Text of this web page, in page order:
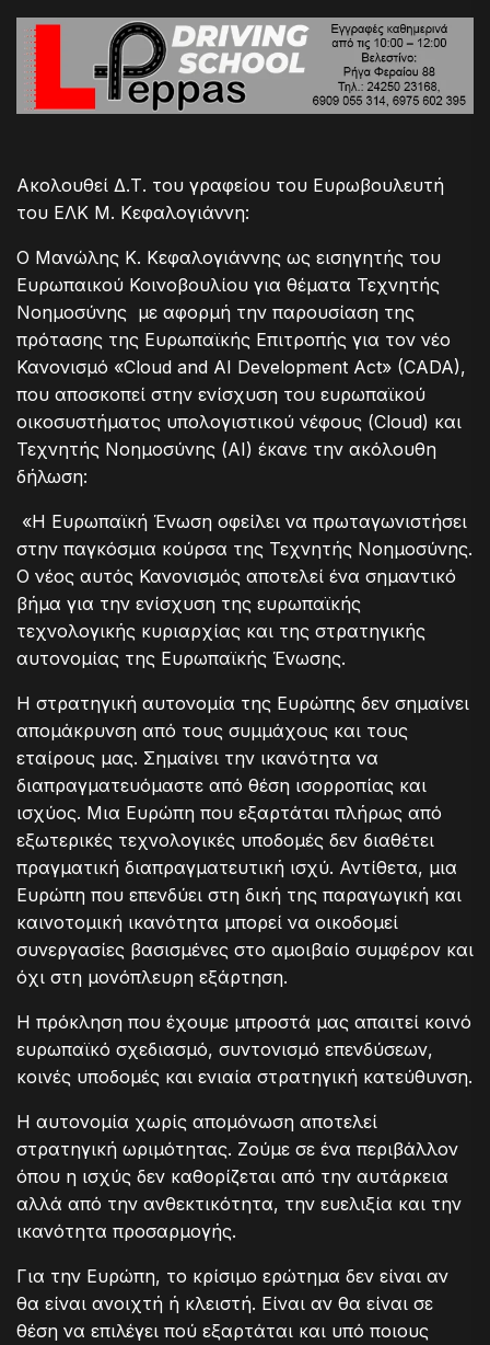
Ακολουθεί Δ.Τ. του γραφείου του Ευρωβουλευτή
του ΕΛΚ Μ. Κεφαλογιάννη:
Ο Μανώλης Κ. Κεφαλογιάννης ως εισηγητής του
Ευρωπαικού Κοινοβουλίου για θέματα Τεχνητής
Νοημοσύνης με αφορμή την παρουσίαση της
πρότασης της Ευρωπαϊκής Επιτροπής για τον νέο
Κανονισμό «Cloud and AI Development Act» (CADA),
που αποσκοπεί στην ενίσχυση του ευρωπαϊκού
οικοσυστήματος υπολογιστικού νέφους (Cloud) και
Τεχνητής Νοημοσύνης (AI) έκανε την ακόλουθη
δήλωση:
«Η Ευρωπαϊκή Ένωση οφείλει να πρωταγωνιστήσει
στην παγκόσμια κούρσα της Τεχνητής Νοημοσύνης.
Ο νέος αυτός Κανονισμός αποτελεί ένα σημαντικό
βήμα για την ενίσχυση της ευρωπαϊκής
τεχνολογικής κυριαρχίας και της στρατηγικής
αυτονομίας της Ευρωπαϊκής Ένωσης.
Η στρατηγική αυτονομία της Ευρώπης δεν σημαίνει
απομάκρυνση από τους συμμάχους και τους
εταίρους μας. Σημαίνει την ικανότητα να
διαπραγματευόμαστε από θέση ισορροπίας και
ισχύος. Μια Ευρώπη που εξαρτάται πλήρως από
εξωτερικές τεχνολογικές υποδομές δεν διαθέτει
πραγματική διαπραγματευτική ισχύ. Αντίθετα, μια
Ευρώπη που επενδύει στη δική της παραγωγική και
καινοτομική ικανότητα μπορεί να οικοδομεί
συνεργασίες βασισμένες στο αμοιβαίο συμφέρον και
όχι στη μονόπλευρη εξάρτηση.
Η πρόκληση που έχουμε μπροστά μας απαιτεί κοινό
ευρωπαϊκό σχεδιασμό, συντονισμό επενδύσεων,
κοινές υποδομές και ενιαία στρατηγική κατεύθυνση.
Η αυτονομία χωρίς απομόνωση αποτελεί
στρατηγική ωριμότητας. Ζούμε σε ένα περιβάλλον
όπου η ισχύς δεν καθορίζεται από την αυτάρκεια
αλλά από την ανθεκτικότητα, την ευελιξία και την
ικανότητα προσαρμογής.
Για την Ευρώπη, το κρίσιμο ερώτημα δεν είναι αν
θα είναι ανοιχτή ή κλειστή. Είναι αν θα είναι σε
θέση να επιλέγει πού εξαρτάται και υπό ποιους